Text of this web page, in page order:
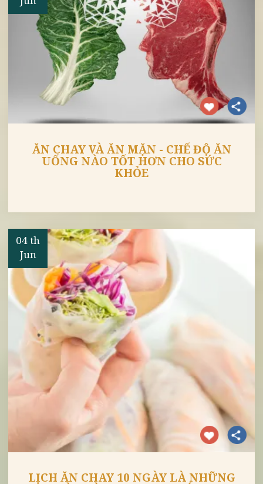
ĂN ĐỒ CHAY CÓ BÉO KHÔNG? LÀM
THẾ NÀO ĐỂ ĂN CHAY MÀ KHÔNG
BỊ MẬP?
Jun
ĂN CHAY VÀ ĂN MẶN - CHẾ ĐỘ ĂN
UỐNG NÀO TỐT HƠN CHO SỨC
KHỎE
04 th
Jun